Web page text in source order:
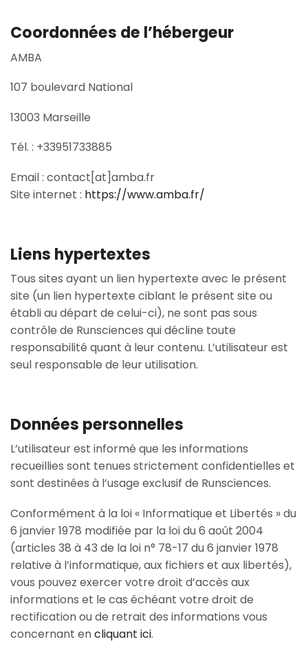
Coordonnées de l’hébergeur
AMBA
107 boulevard National
13003 Marseille
Tél. : +33951733885
Email : contact[at]amba.fr
Site internet : https://www.amba.fr/
Liens hypertextes
Tous sites ayant un lien hypertexte avec le présent
site (un lien hypertexte ciblant le présent site ou
établi au départ de celui-ci), ne sont pas sous
contrôle de Runsciences qui décline toute
responsabilité quant à leur contenu. L’utilisateur est
seul responsable de leur utilisation.
Données personnelles
L’utilisateur est informé que les informations
recueillies sont tenues strictement confidentielles et
sont destinées à l’usage exclusif de Runsciences.
Conformément à la loi « Informatique et Libertés » du
6 janvier 1978 modifiée par la loi du 6 août 2004
(articles 38 à 43 de la loi n° 78-17 du 6 janvier 1978
relative à l’informatique, aux fichiers et aux libertés),
vous pouvez exercer votre droit d’accès aux
informations et le cas échéant votre droit de
rectification ou de retrait des informations vous
concernant encliquant ici.